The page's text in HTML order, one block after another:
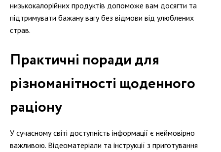
низькокалорійних продуктів допоможе вам досягти та
підтримувати бажану вагу без відмови від улюблених
страв.
Практичні поради для
різноманітності щоденного
раціону
У сучасному світі доступність інформації є неймовірно
важливою. Відеоматеріали та інструкції з приготування